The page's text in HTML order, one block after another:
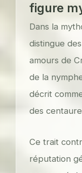
figure
Dans la
distingue
amours de
de la
décrit
des
Ce trait
réputation